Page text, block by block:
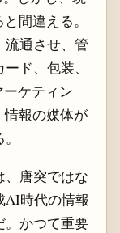
間違える。
流通させ、管
ド、包装、
ケティン
情報の媒体が
、唐突ではな
AI時代の情報
。かつて重要